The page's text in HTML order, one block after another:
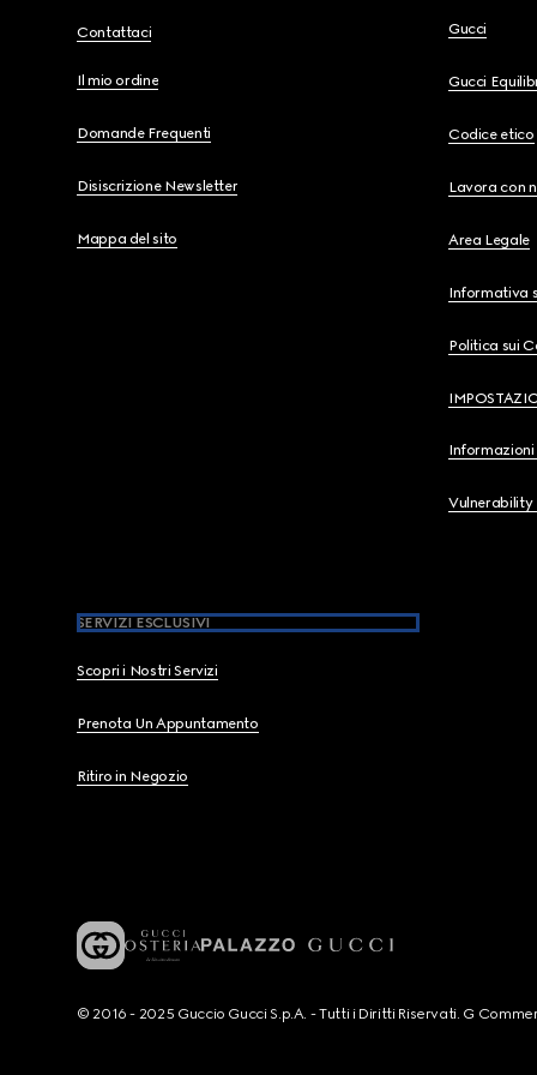
Contattaci
Il mio ordine
Domande Frequenti
Disiscrizione Newsletter
Mappa del sito
Gucci
Gucci
Codice etico
Lavora con
Area Legale
Informativa
Politica sui
Informazioni
Vulnerability
SERVIZI ESCLUSIVI
Scopri i Nostri Servizi
Prenota Un Appuntamento
Ritiro in Negozio
© 2016 - 2025 Guccio Gucci S.p.A. - Tutti i Diritti Riservati. G